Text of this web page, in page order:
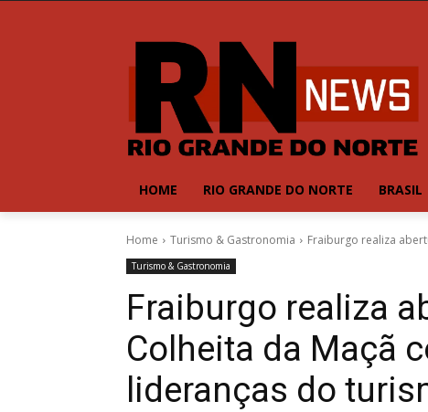
HOME RIO GRANDE DO NORTE BRASIL
Home Turismo & Gastronomia Fraiburgo realiza
Turismo & Gastronomia
Fraiburgo realiza
Colheita da Maçã
lideranças do